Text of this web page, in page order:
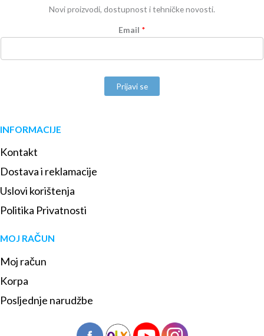
Novi proizvodi, dostupnost i tehničke novosti.
Email *
Prijavi se
INFORMACIJE
Kontakt
Dostava i reklamacije
Uslovi korištenja
Politika Privatnosti
MOJ RAČUN
Moj račun
Korpa
Posljednje narudžbe